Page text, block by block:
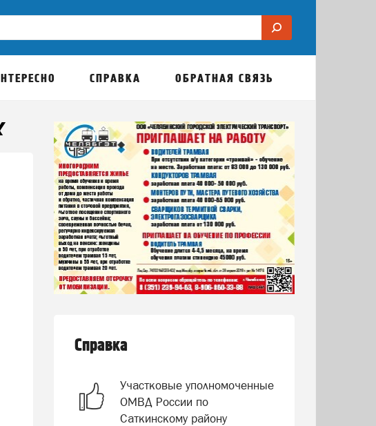
СПРАВКА ОБРАТНАЯ СВЯЗЬ
Праздник Образование Домоводство Путешествия
Справка
Участковые уполномоченные
ОМВД России по
Саткинскому району